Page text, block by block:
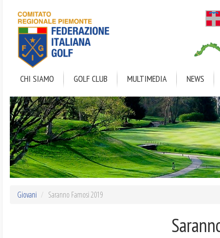
contenuto
principale
CHI SIAMO GOLF CLUB MULTIMEDIA NEWS
Giovani Saranno Famosi 2019